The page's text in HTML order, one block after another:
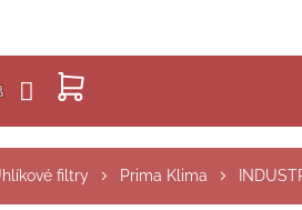
NÁKUPNÍ
KOŠÍK
filtry Prima Klima